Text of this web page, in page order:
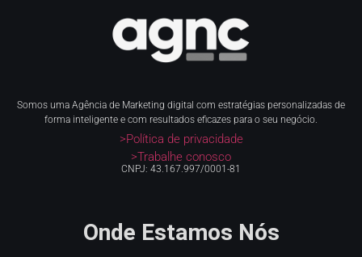
Somos uma Agência de Marketing digital com estratégias personalizadas de
forma inteligente e com resultados eficazes para o seu negócio.
>Política de privacidade
>Trabalhe conosco
CNPJ: 43.167.997/0001-81
Onde Estamos Nós